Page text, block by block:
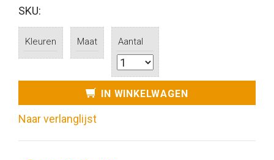
SKU:
Kleuren Maat Aantal
IN WINKELWAGEN
Naar verlanglijst